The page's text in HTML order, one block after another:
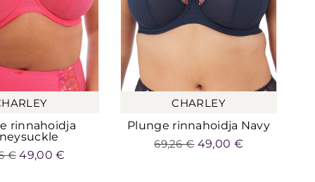
rinnahoidja
€ 49,00€
CHARLEY
Plunge rinnahoidja Navy
69,26€ 49,00 €